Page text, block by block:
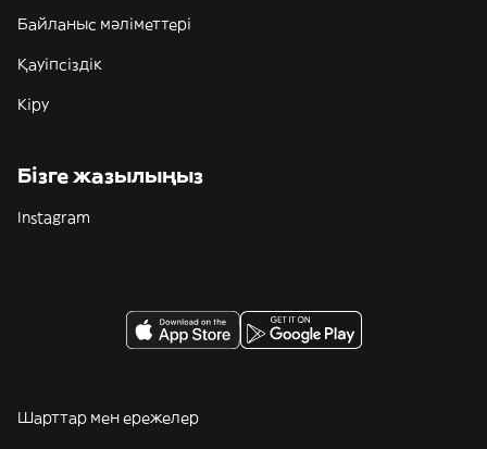
Байланыс мәліметтері
Қауіпсіздік
Кіру
Бізге жазылыңыз
Instagram
Шарттар мен ережелер